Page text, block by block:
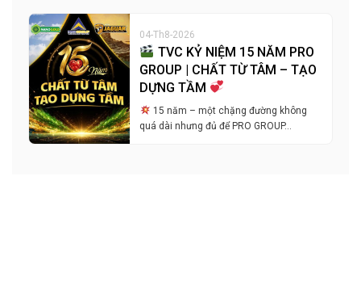
04-Th8-2026
TVC KỶ NIỆM 15 NĂM PRO
GROUP | CHẤT TỪ TÂM – TẠO
DỰNG TẦM
15 năm – một chặng đường không
quá dài nhưng đủ để PRO GROUP…